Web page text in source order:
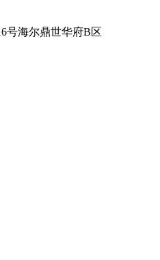
号海尔鼎世华府B区